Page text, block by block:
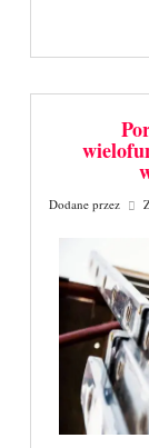
Dodane przez